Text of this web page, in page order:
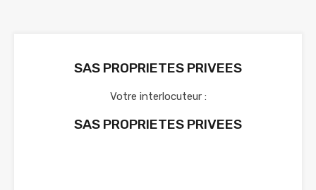
SAS PROPRIETES PRIVEES
Votre interlocuteur :
SAS PROPRIETES PRIVEES